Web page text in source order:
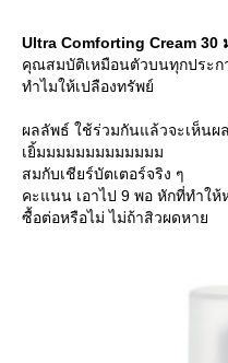
Ultra Comforting Cream 30
คุณสมบัติเหมือนตัวบนทุกประก
ทำไมให้เปลืองทรัพย์
ผลลัพธ์ ใช้ร่วมกันแล้วจะเห็นผ
เยิ้มมมมมมมมมมมมม
สมกับเชียร์บัตเตอร์จริง ๆ
คะแนน เอาไป 9 พอ หักที่ทำใ
ซื้อต่อหรือไม่ ไม่ถ้าสิวผดหาย